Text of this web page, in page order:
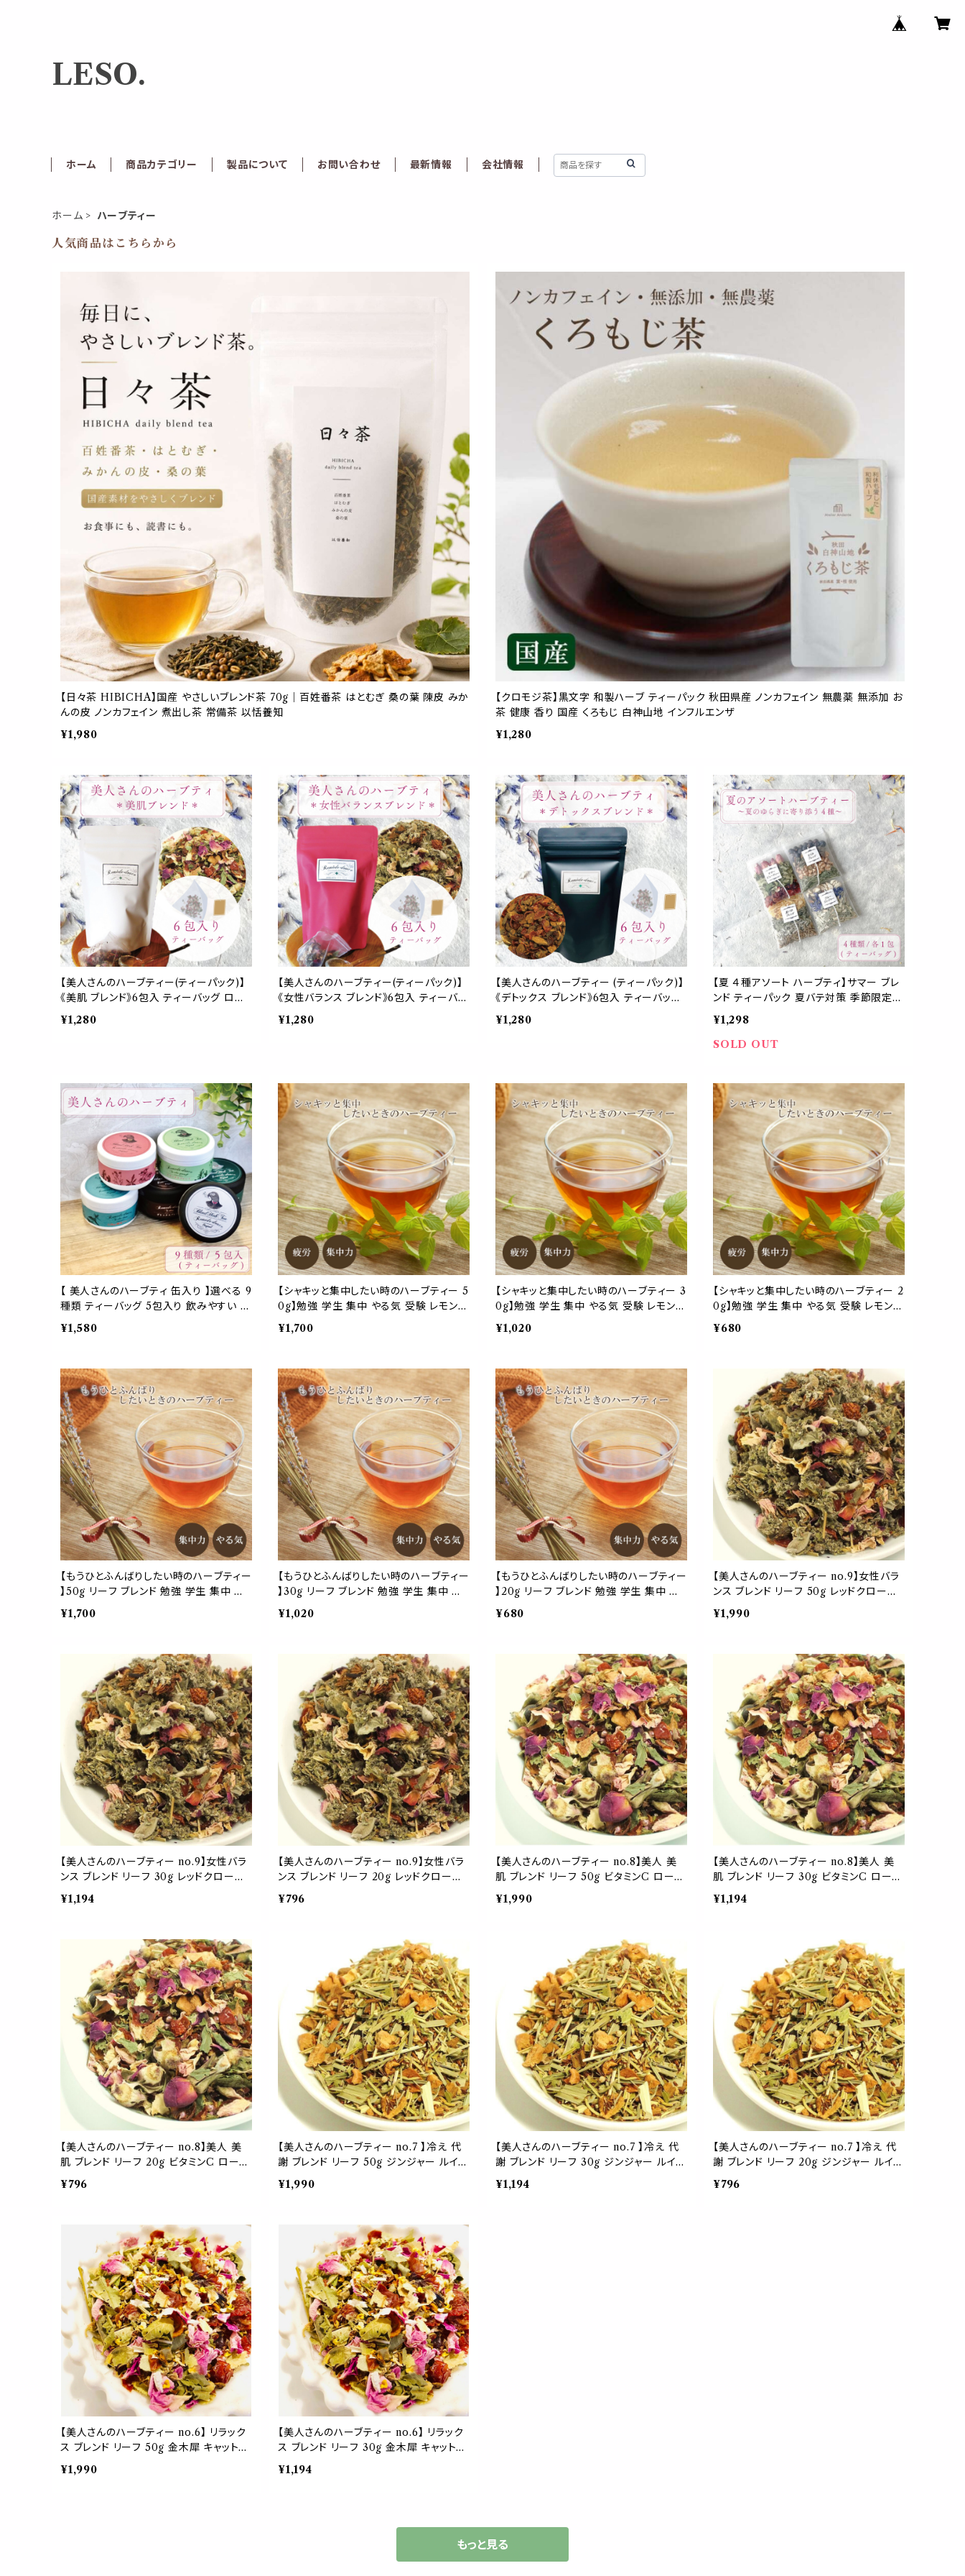
LESO.
ホーム 商品カテゴリー 製品について お問い合わせ 最新情報 会社情報
ホーム ハーブティー
人気商品はこちらから
【日々茶 HIBICHA】国産 やさしいブレンド茶 70g｜百姓番茶 はとむぎ 桑の葉 陳皮 みか
んの皮 ノンカフェイン 煮出し茶 常備茶 以恬養知
¥1,980
【クロモジ茶】黒文字 和製ハーブ ティーパック 秋田県産 ノンカフェイン 無農薬 無添加 お
茶 健康 香り 国産 くろもじ 白神山地 インフルエンザ
¥1,280
【美人さんのハーブティー(ティーパック)】
《美肌 ブレンド》6包入 ティーバッグ ロー
ズヒップ ローズピンク ハイビスカス ヒー
ス アップルフルーツ レモンバーム パウチ
¥1,280
【美人さんのハーブティー(ティーパック)】
《女性バランス ブレンド》6包入 ティーバッ
グ レッドクローバー ラズベリーリーフ ロ
ーズ セージ ジンジャー ハイビスカス ロ
¥1,280
【美人さんのハーブティー (ティーパック)】
《デトックス ブレンド》6包入 ティーバッグ
ダンデライオン チコリロースト ローズヒッ
プ ノンカフェイン 食物繊維 ファイバー コ
¥1,280
【夏 ４種アソート ハーブティ】サマー ブレ
ンド ティーパック 夏バテ対策 季節限定
気分転換 暑さ 水分補給 ビタミン ゆらぎ
美容 贈り物 ギフト お茶 ティータイム ハ
ーブ リフレッシュ むくみ 消化
¥1,298
SOLD OUT
【 美人さんのハーブティ 缶入り 】選べる 9
種類 ティーバッグ 5包入り 飲みやすい ブ
レンド ギフト 贈り物 贈り物 ティーパック
簡単 ホット お茶 健康 植物 ローズマリー
¥1,580
【シャキッと集中したい時のハーブティー 5
0g】勉強 学生 集中 やる気 受験 レモング
ラス ペパーミント マテ マルベリー ローズ
マリー シベリアニンジン デスクワーク 作
¥1,700
【シャキッと集中したい時のハーブティー 3
0g】勉強 学生 集中 やる気 受験 レモング
ラス ペパーミント マテ マルベリー ローズ
マリー シベリアニンジン デスクワーク 作
¥1,020
【シャキッと集中したい時のハーブティー 2
0g】勉強 学生 集中 やる気 受験 レモング
ラス ペパーミント マテ マルベリー ローズ
マリー シベリアニンジン デスクワーク 作
¥680
【もうひとふんばりしたい時のハーブティー
】50g リーフ ブレンド 勉強 学生 集中 や
る気 受験 トウキ オレンジピール マテ マ
ルベリー ローズマリー シベリアニンジン
¥1,700
【もうひとふんばりしたい時のハーブティー
】30g リーフ ブレンド 勉強 学生 集中 や
る気 受験 トウキ オレンジピール マテ マ
ルベリー ローズマリー シベリアニンジン
¥1,020
【もうひとふんばりしたい時のハーブティー
】20g リーフ ブレンド 勉強 学生 集中 や
る気 受験 トウキ オレンジピール マテ マ
ルベリー ローズマリー シベリアニンジン
¥680
【美人さんのハーブティー no.9】女性バラ
ンス ブレンド リーフ 50g レッドクローバ
ー ローズ ラズベリーリーフ セージ ロー
ズヒップ ハイビスカス 紅茶 茶葉 ギフト
¥1,990
【美人さんのハーブティー no.9】女性バラ
ンス ブレンド リーフ 30g レッドクローバ
ー ローズ ラズベリーリーフ セージ ロー
ズヒップ ハイビスカス 紅茶 茶葉 ギフト
¥1,194
【美人さんのハーブティー no.9】女性バラ
ンス ブレンド リーフ 20g レッドクローバ
ー ローズ ラズベリーリーフ セージ ロー
ズヒップ ハイビスカス 紅茶 茶葉 ギフト
¥796
【美人さんのハーブティー no.8】美人 美
肌 ブレンド リーフ 50g ビタミンC ローズ
ヒップ ローズ ハイビスカス ヒース ステ
ビア アップフルーツ レモンバーム 紅茶
¥1,990
【美人さんのハーブティー no.8】美人 美
肌 ブレンド リーフ 30g ビタミンC ローズ
ヒップ ローズ ハイビスカス ヒース ステ
ビア アップフルーツ レモンバーム 紅茶
¥1,194
【美人さんのハーブティー no.8】美人 美
肌 ブレンド リーフ 20g ビタミンC ローズ
ヒップ ローズ ハイビスカス ヒース ステ
ビア アップフルーツ レモンバーム 紅茶
¥796
【美人さんのハーブティー no.7 】冷え 代
謝 ブレンド リーフ 50g ジンジャー ルイボ
ス シナモン ユズ イチョウ リンデン アニス
紅茶 お茶 温かい ホット 茶葉
¥1,990
【美人さんのハーブティー no.7 】冷え 代
謝 ブレンド リーフ 30g ジンジャー ルイボ
ス シナモン ユズ イチョウ リンデン アニス
紅茶 お茶 温かい ホット 茶葉
¥1,194
【美人さんのハーブティー no.7 】冷え 代
謝 ブレンド リーフ 20g ジンジャー ルイボ
ス シナモン ユズ イチョウ リンデン アニス
紅茶 お茶 温かい ホット 茶葉
¥796
【美人さんのハーブティー no.6】 リラック
ス ブレンド リーフ 50g 金木犀 キャットニ
ップ リンデン ローズピンク ローズヒップ
美味しい お茶 不眠 ストレス ぐっすり 茶
¥1,990
【美人さんのハーブティー no.6】 リラック
ス ブレンド リーフ 30g 金木犀 キャットニ
ップ リンデン ローズピンク ローズヒップ
美味しい お茶 不眠 ストレス ぐっすり 茶
¥1,194
もっと見る